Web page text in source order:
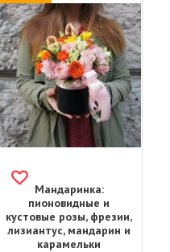
Мандаринка:
пионовидные и
кустовые розы, фрезии,
лизиантус, мандарин и
карамельки